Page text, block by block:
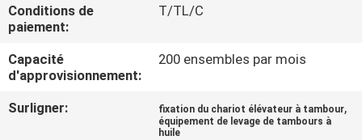
CONTRÔLE
DE
LA
QUALITÉ
Conditions de
paiement:
T/TL/C
Capacité
d'approvisionnement:
200 ensembles par mois
Surligner: fixation du chariot élévateur à tambour,
équipement de levage de tambours à
huile